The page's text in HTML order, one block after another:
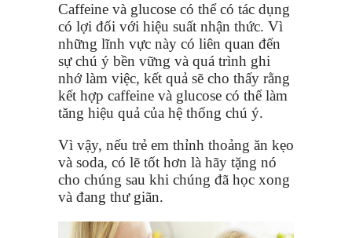
Caffeine và glucose có thể có tác dụng
có lợi đối với hiệu suất nhận thức. Vì
những lĩnh vực này có liên quan đến
sự chú ý bền vững và quá trình ghi
nhớ làm việc, kết quả sẽ cho thấy rằng
kết hợp caffeine và glucose có thể làm
tăng hiệu quả của hệ thống chú ý.
Vì vậy, nếu trẻ em thỉnh thoảng ăn kẹo
và soda, có lẽ tốt hơn là hãy tặng nó
cho chúng sau khi chúng đã học xong
và đang thư giãn.